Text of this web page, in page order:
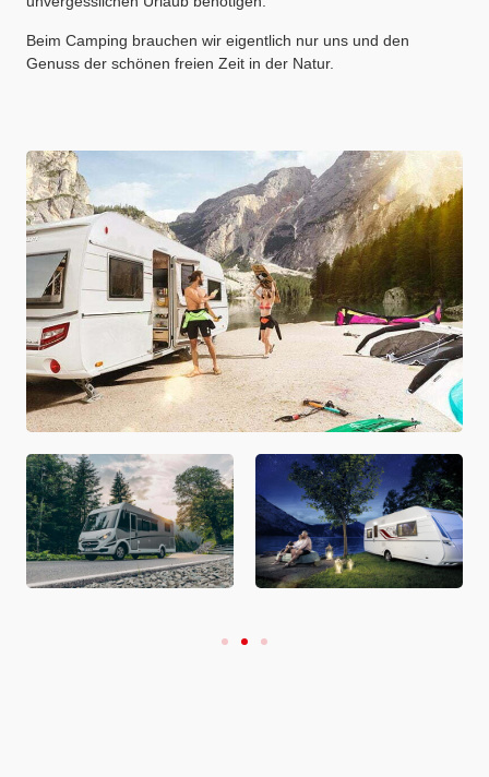
Beim Camping brauchen wir eigentlich nur uns und den
Genuss der schönen freien Zeit in der Natur.